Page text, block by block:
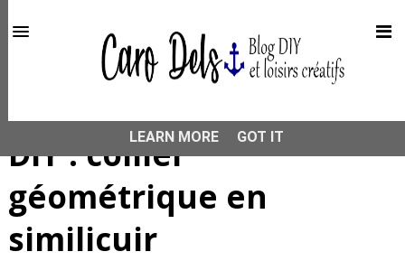
DIY : collier
géométrique en
similicuir
This site uses cookies from Google to deliver its services
and to analyze traffic. Your IP address and user-agent are
shared with Google along with performance and security
metrics to ensure quality of service, generate usage
LEARN MORE
GOT IT